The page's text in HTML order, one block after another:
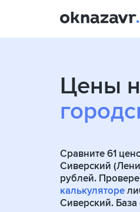
Цены
Сравните61
Сиверский
рублей.
калькуляторе
Сиверский. База